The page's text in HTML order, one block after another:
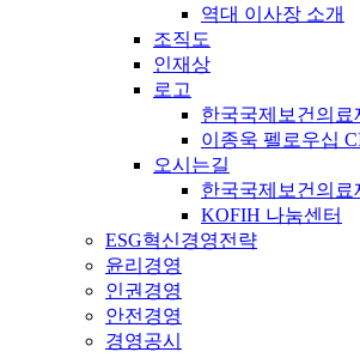
역대 이사장 소개
조직도
인재상
로고
한국국제보건의료
이종욱 펠로우십
오시는길
한국국제보건의료
KOFIH 나눔센터
ESG혁신경영전략
윤리경영
인권경영
안전경영
경영공시